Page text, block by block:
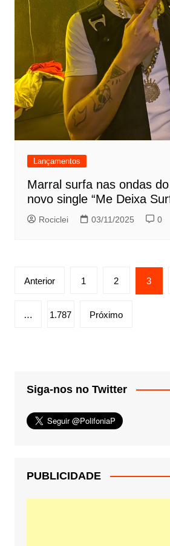
Lançamentos
Marral surfa nas ondas
novo single “Me Deixa
Rociclei 03/11/2025 0
Paginação
posts
Anterior 1 2 3
… 1.787 Próximo
Siga-nos no Twitter
PUBLICIDADE